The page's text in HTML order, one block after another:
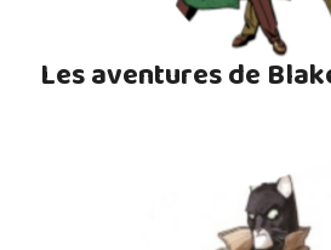
Les aventures de